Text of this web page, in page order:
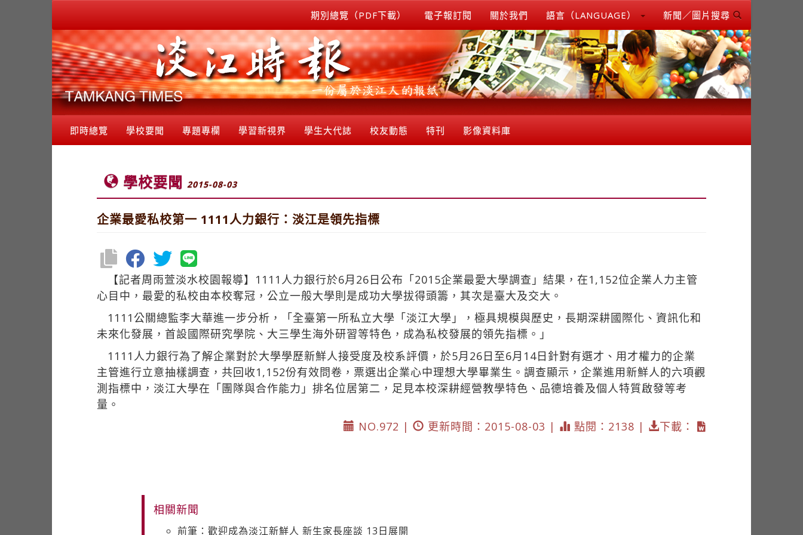
期別總覽（PDF下載） 電子報訂閱 關於我們 語言（LANGUAGE） 新聞／圖片搜尋
即時總覽 學校要聞 專題專欄 學習新視界 學生大代誌 校友動態 特刊 影像資料庫
學校要聞 2015-08-03
企業最愛私校第一 1111人力銀行：淡江是領先指標
【記者周雨萱淡水校園報導】1111人力銀行於6月26日公布「2015企業最愛大學調查」結果，在1,152位企業人力主管
心目中，最愛的私校由本校奪冠，公立一般大學則是成功大學拔得頭籌，其次是臺大及交大。
1111公關總監李大華進一步分析，「全臺第一所私立大學「淡江大學」，極具規模與歷史，長期深耕國際化、資訊化和
未來化發展，首設國際研究學院、大三學生海外研習等特色，成為私校發展的領先指標。」
1111人力銀行為了解企業對於大學學歷新鮮人接受度及校系評價，於5月26日至6月14日針對有選才、用才權力的企業
主管進行立意抽樣調查，共回收1,152份有效問卷，票選出企業心中理想大學畢業生。調查顯示，企業進用新鮮人的六項觀
測指標中，淡江大學在「團隊與合作能力」排名位居第二，足見本校深耕經營教學特色、品德培養及個人特質啟發等考
量。
NO.972 |
更新時間：2015-08-03 | 點閱：2138 | 下載：
相關新聞
前筆：歡迎成為淡江新鮮人 新生家長座談 13日展開